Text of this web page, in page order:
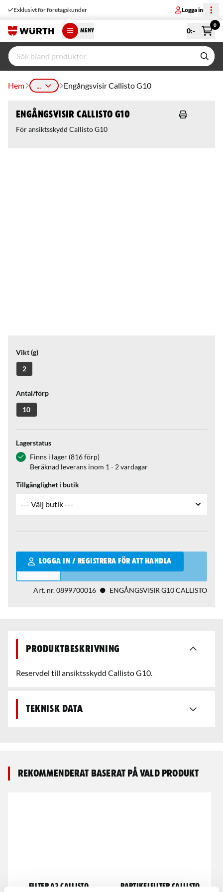
Exklusivt för företagskunder Logga in
MENY 0:-
0
Hem ... Engångsvisir Callisto G10
Engångsvisir Callisto G10
För ansiktsskydd Callisto G10
Vikt (g)
2
Antal/förp
10
Lagerstatus
Finns i lager (816 förp)
Beräknad leverans inom 1 - 2 vardagar
Tillgänglighet i butik
LOGGA IN / REGISTRERA FÖR ATT HANDLA
Qantity
Art. nr.0899700016 ENGÅNGSVISIR G10 CALLISTO
Produktbeskrivning
Reservdel till ansiktsskydd Callisto G10.
Teknisk data
Rekommenderat baserat på vald produkt
Filter A2 Callisto Partikelfilter Callisto